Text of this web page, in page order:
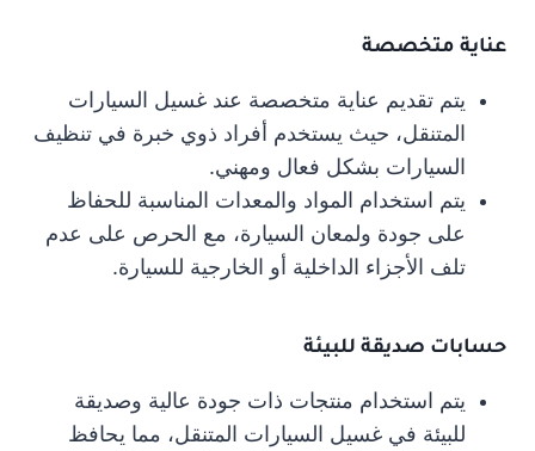
عناية متخصصة
يتم تقديم عناية متخصصة عند غسيل السيارات
المتنقل، حيث يستخدم أفراد ذوي خبرة في تنظيف
السيارات بشكل فعال ومهني.
يتم استخدام المواد والمعدات المناسبة للحفاظ
على جودة ولمعان السيارة، مع الحرص على عدم
تلف الأجزاء الداخلية أو الخارجية للسيارة.
حسابات صديقة للبيئة
يتم استخدام منتجات ذات جودة عالية وصديقة
للبيئة في غسيل السيارات المتنقل، مما يحافظ